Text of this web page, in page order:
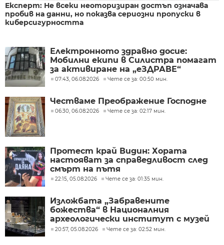
Експерт: Не всеки неоторизиран достъп означава
пробив на данни, но показва сериозни пропуски в
киберсигурността
Електронното здравно досие:
Мобилни екипи в Силистра помагат
за активиране на „еЗДРАВЕ“
07:43, 06.08.2026 Чете се за: 00:50 мин.
Честваме Преображение Господне
06:30, 06.08.2026 Чете се за: 02:17 мин.
Протест край Видин: Хората
настояват за справедливост след
смърт на пътя
22:15, 05.08.2026 Чете се за: 01:35 мин.
Изложбата „Забравените
божества“ в Националния
археологически институт с музей
при БАН
20:57, 05.08.2026 Чете се за: 02:52 мин.